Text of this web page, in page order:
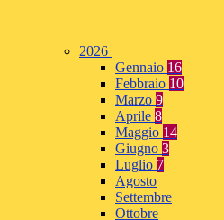
2026
Gennaio 16
Febbraio 10
Marzo 9
Aprile 8
Maggio 14
Giugno 3
Luglio 7
Agosto
Settembre
Ottobre